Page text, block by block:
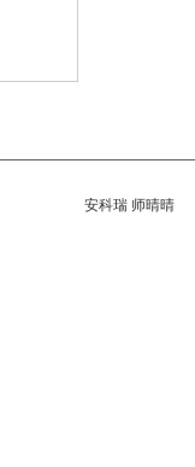
安科瑞 师晴晴